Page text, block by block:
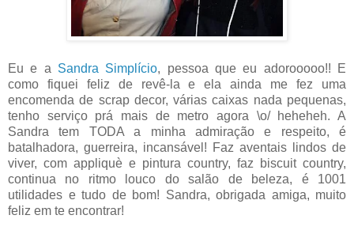
Eu e a Sandra Simplício, pessoa que eu adorooooo!! E
como fiquei feliz de revê-la e ela ainda me fez uma
encomenda de scrap decor, várias caixas nada pequenas,
tenho serviço prá mais de metro agora \o/ heheheh. A
Sandra tem TODA a minha admiração e respeito, é
batalhadora, guerreira, incansável! Faz aventais lindos de
viver, com appliquè e pintura country, faz biscuit country,
continua no ritmo louco do salão de beleza, é 1001
utilidades e tudo de bom! Sandra, obrigada amiga, muito
feliz em te encontrar!